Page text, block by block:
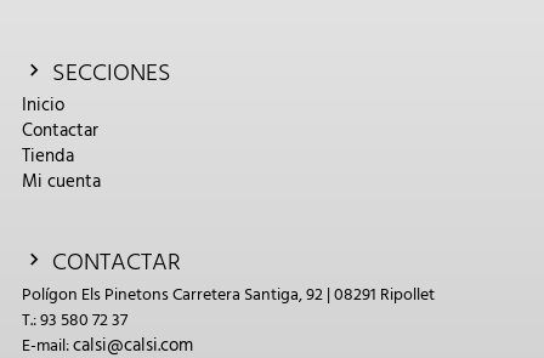
SECCIONES
Inicio
Contactar
Tienda
Mi cuenta
CONTACTAR
Polígon Els Pinetons Carretera Santiga, 92 | 08291 Ripollet
T.: 93 580 72 37
E-mail:calsi@calsi.com